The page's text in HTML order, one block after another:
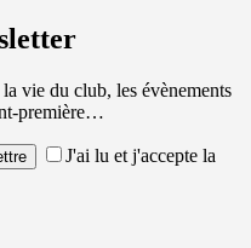
vie du club, les évènements
première…
J'ai lu et j'accepte la